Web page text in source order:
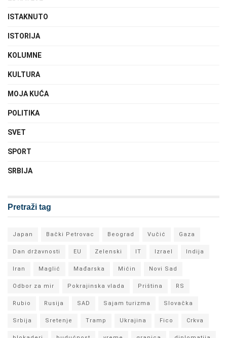
ISTAKNUTO
ISTORIJA
KOLUMNE
KULTURA
MOJA KUĆA
POLITIKA
SVET
SPORT
SRBIJA
Pretraži tag
Japan Bački Petrovac Beograd Vučić Gaza
Dan državnosti EU Zelenski IT Izrael Indija
Iran Maglić Mađarska Mićin Novi Sad
Odbor za mir Pokrajinska vlada Priština RS
Rubio Rusija SAD Sajam turizma Slovačka
Srbija Sretenje Tramp Ukrajina Fico Crkva